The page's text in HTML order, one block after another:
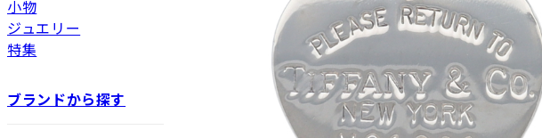
小物
ジュエリー
特集
ブランドから探す